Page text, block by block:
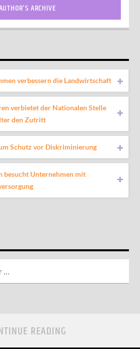
ARCHIVE
verbessern die Landwirtschaft
verbietet der Nationalen Stelle
den Zutritt
Schutz vor Diskriminierung
besucht Unternehmen mit
READING